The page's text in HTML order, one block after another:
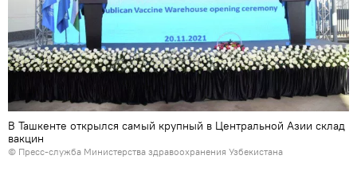
В Ташкенте открылся самый крупный в Центральной Азии склад
вакцин
© Пресс-служба Министерства здравоохранения Узбекистана